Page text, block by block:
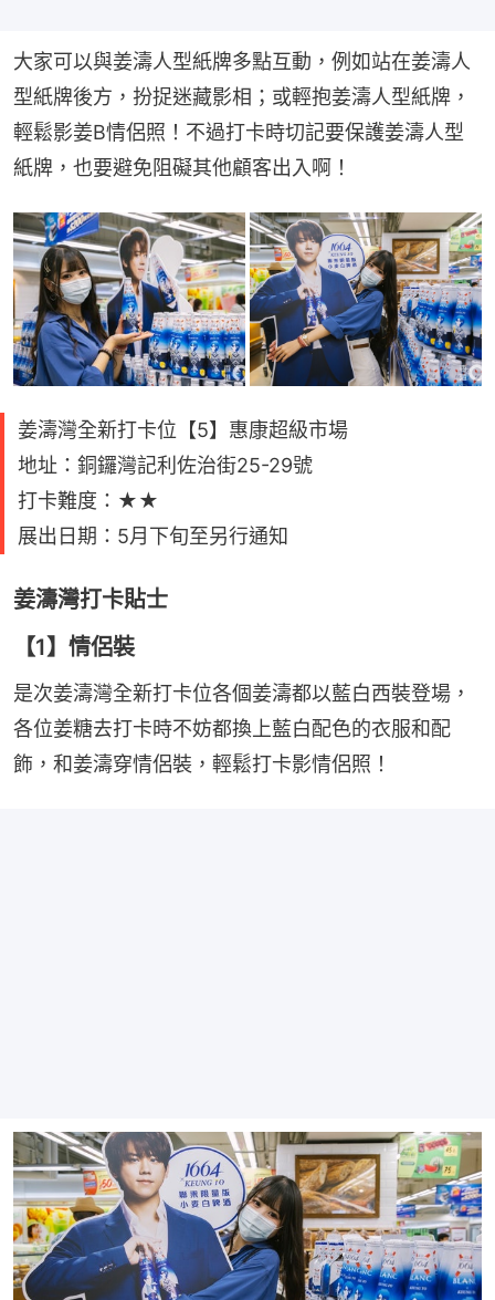
大家可以與姜濤人型紙牌多點互動，例如站在姜濤人
型紙牌後方，扮捉迷藏影相；或輕抱姜濤人型紙牌，
輕鬆影姜B情侶照！不過打卡時切記要保護姜濤人型
紙牌，也要避免阻礙其他顧客出入啊！
姜濤灣全新打卡位【5】惠康超級市場
地址：銅鑼灣記利佐治街25-29號
打卡難度：★★
展出日期：5月下旬至另行通知
姜濤灣打卡貼士
【1】情侶裝
是次姜濤灣全新打卡位各個姜濤都以藍白西裝登場，
各位姜糖去打卡時不妨都換上藍白配色的衣服和配
飾，和姜濤穿情侶裝，輕鬆打卡影情侶照！